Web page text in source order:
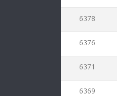
6378
6376
6371
6369